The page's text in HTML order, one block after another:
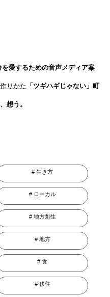
を愛するための音声メディア案
「ツギハギじゃない」町
想う。
生き方
ローカル
地方創生
地方
食
移住